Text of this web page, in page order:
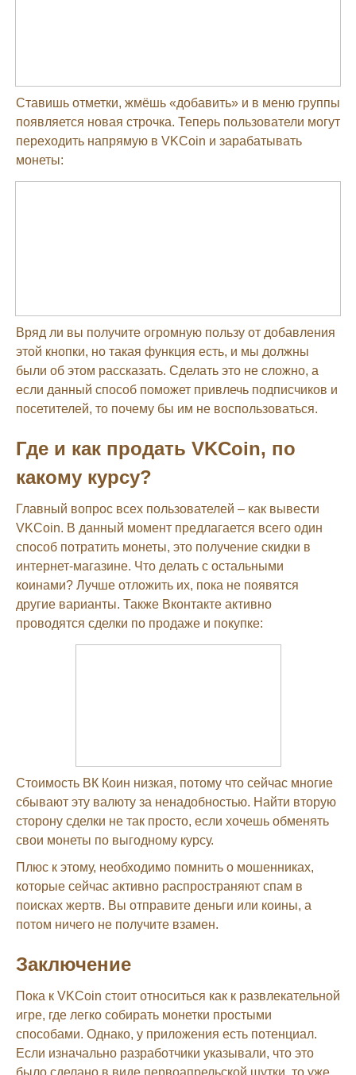
Ставишь отметки, жмёшь «добавить» и в меню группы
появляется новая строчка. Теперь пользователи могут
переходить напрямую в VKCoin и зарабатывать
монеты:
Вряд ли вы получите огромную пользу от добавления
этой кнопки, но такая функция есть, и мы должны
были об этом рассказать. Сделать это не сложно, а
если данный способ поможет привлечь подписчиков и
посетителей, то почему бы им не воспользоваться.
Где и как продать VKCoin, по
какому курсу?
Главный вопрос всех пользователей – как вывести
VKCoin. В данный момент предлагается всего один
способ потратить монеты, это получение скидки в
интернет-магазине. Что делать с остальными
коинами? Лучше отложить их, пока не появятся
другие варианты. Также Вконтакте активно
проводятся сделки по продаже и покупке:
Стоимость ВК Коин низкая, потому что сейчас многие
сбывают эту валюту за ненадобностью. Найти вторую
сторону сделки не так просто, если хочешь обменять
свои монеты по выгодному курсу.
Плюс к этому, необходимо помнить о мошенниках,
которые сейчас активно распространяют спам в
поисках жертв. Вы отправите деньги или коины, а
потом ничего не получите взамен.
Заключение
Пока к VKCoin стоит относиться как к развлекательной
игре, где легко собирать монетки простыми
способами. Однако, у приложения есть потенциал.
Если изначально разработчики указывали, что это
было сделано в виде первоапрельской шутки, то уже